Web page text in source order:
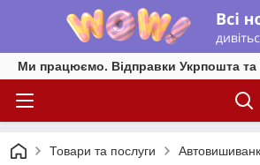
Ми працюємо. Відправки Укрпошта
Товари та послуги